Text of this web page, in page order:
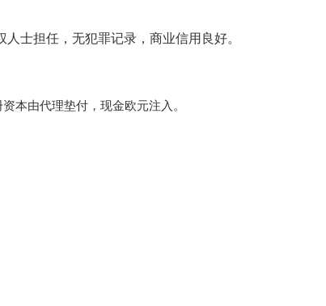
士担任，无犯罪记录，商业信用良好。
本由代理垫付，现金欧元注入。